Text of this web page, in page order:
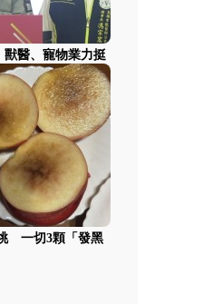
醫、寵物業力挺
一切3顆「發黑